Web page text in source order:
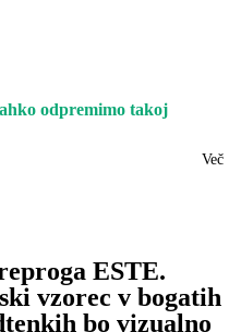
odpremimo takoj
Več
ESTE.
vzorec v bogatih
bo vizualno